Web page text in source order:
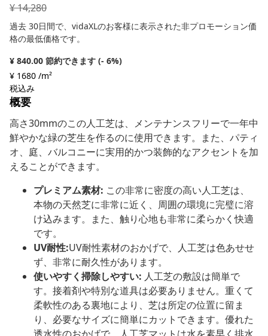
¥14,280
過去 30日間で、vidaXLのお客様に表示された非プロモーション価
格の最低価格です。
¥ 840.00 節約できます (- 6%)
¥ 1680 /m²
税込み
概要
高さ30mmのこの人工芝は、メンテナンスフリーで一年中
鮮やかな緑の芝生を作るのに使用できます。また、パティ
オ、庭、バルコニーに実用的かつ装飾的なアクセントを加
えることができます。
プレミアム素材: この非常に密度の高い人工芝は、
本物の天然芝に非常に近く、周囲の環境に完璧に溶
け込みます。また、触り心地も非常に柔らかく快適
です。
UV耐性:UV耐性素材のおかげで、人工芝は色あせせ
ず、非常に耐久性があります。
使いやすく掃除しやすい: 人工芝の敷設は簡単で
す。接着剤や特別な道具は必要ありません。重くて
柔軟性のある裏地により、芝は所定の位置に留ま
り、必要なサイズに簡単にカットできます。優れた